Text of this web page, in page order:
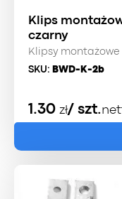
Klips
czarny
Klipsy montażowe
SKU: BWD-K-2b
1.30 zł/ szt.